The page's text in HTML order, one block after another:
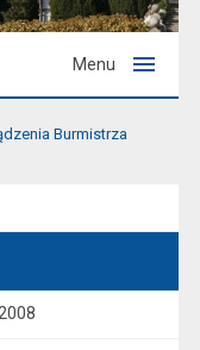
Menu
Burmistrza